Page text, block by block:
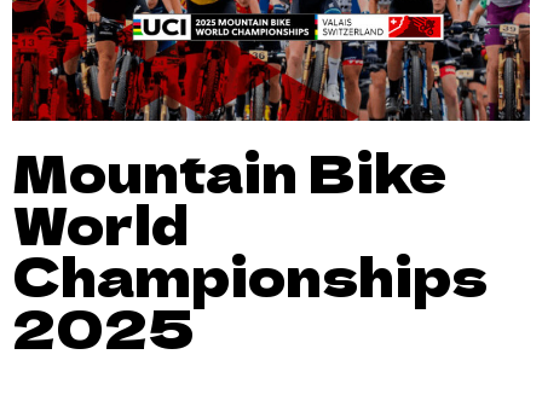
Mountain Bike
World
Championships
2025